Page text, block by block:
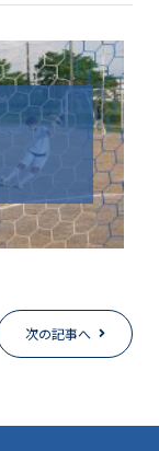
次の記事へ